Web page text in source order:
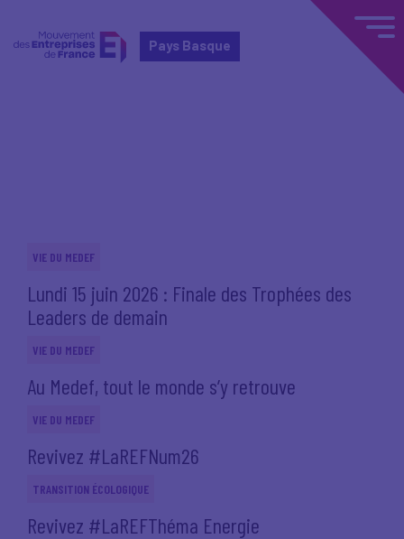
Pays Basque
VIE DU MEDEF
Lundi 15 juin 2026 : Finale des Trophées des
Leaders de demain
VIE DU MEDEF
Au Medef, tout le monde s’y retrouve
VIE DU MEDEF
Revivez #LaREFNum26
TRANSITION ÉCOLOGIQUE
Revivez #LaREFThéma Energie